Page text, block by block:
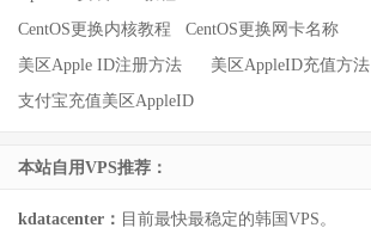
CentOS更换内核教程
CentOS更换网卡名称
美区Apple ID注册方法
美区AppleID充值方法
支付宝充值美区AppleID
本站自用VPS推荐：
kdatacenter： 目前最快最稳定的韩国VPS。